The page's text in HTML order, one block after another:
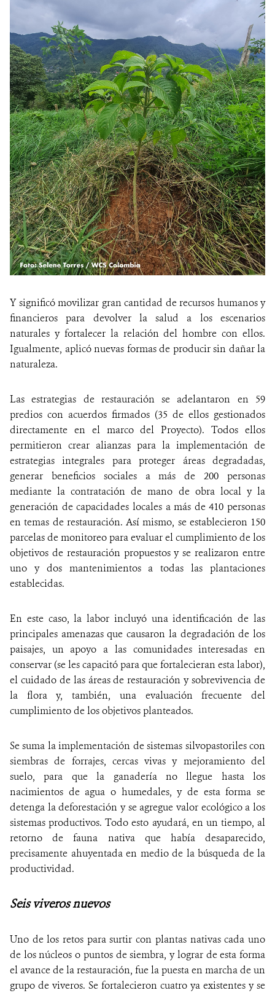
Y significó movilizar gran cantidad de recursos humanos y
financieros para devolver la salud a los escenarios
naturales y fortalecer la relación del hombre con ellos.
Igualmente, aplicó nuevas formas de producir sin dañar la
naturaleza.
Las estrategias de restauración se adelantaron en 59
predios con acuerdos firmados (35 de ellos gestionados
directamente en el marco del Proyecto). Todos ellos
permitieron crear alianzas para la implementación de
estrategias integrales para proteger áreas degradadas,
generar beneficios sociales a más de 200 personas
mediante la contratación de mano de obra local y la
generación de capacidades locales a más de 410 personas
en temas de restauración. Así mismo, se establecieron 150
parcelas de monitoreo para evaluar el cumplimiento de los
objetivos de restauración propuestos y se realizaron entre
uno y dos mantenimientos a todas las plantaciones
establecidas.
En este caso, la labor incluyó una identificación de las
principales amenazas que causaron la degradación de los
paisajes, un apoyo a las comunidades interesadas en
conservar (se les capacitó para que fortalecieran esta labor),
el cuidado de las áreas de restauración y sobrevivencia de
la flora y, también, una evaluación frecuente del
cumplimiento de los objetivos planteados.
Se suma la implementación de sistemas silvopastoriles con
siembras de forrajes, cercas vivas y mejoramiento del
suelo, para que la ganadería no llegue hasta los
nacimientos de agua o humedales, y de esta forma se
detenga la deforestación y se agregue valor ecológico a los
sistemas productivos. Todo esto ayudará, en un tiempo, al
retorno de fauna nativa que había desaparecido,
precisamente ahuyentada en medio de la búsqueda de la
productividad.
Seis viveros nuevos
Uno de los retos para surtir con plantas nativas cada uno
de los núcleos o puntos de siembra, y lograr de esta forma
el avance de la restauración, fue la puesta en marcha de un
grupo de viveros. Se fortalecieron cuatro ya existentes y se